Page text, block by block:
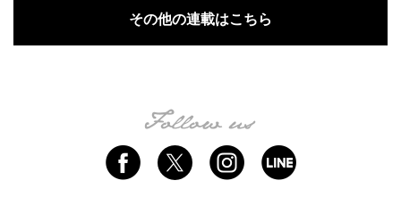
その他の連載はこちら